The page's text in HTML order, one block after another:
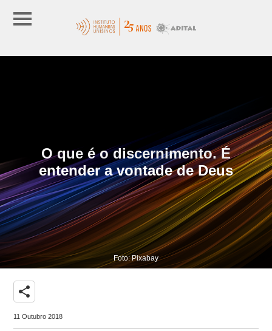
O que é o discernimento. É
entender a vontade de Deus
Foto: Pixabay
share
11 Outubro 2018